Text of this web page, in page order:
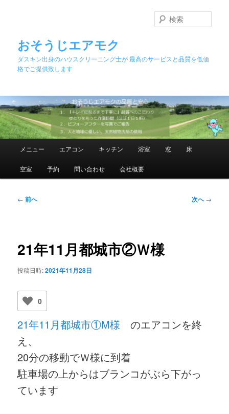
移
動
おそうじエアモク
ダスキン出身のハウスクリーニング士が 最高のサービスと品質を低価
格でご提供致します
索
メ
メニュー エアコン キッチン 浴室 窓 床
空室 予約 問い合わせ 会社概要
投
ー
ョ
← 前へ 次へ→
21年11月都城市②Ｗ様
投稿日時:2021年11月28日
0
21年11月都城市①M様 のエアコンを終
え、
20分の移動でＷ様に到着
駐車場の上からはブランコがぶら下がっ
ています